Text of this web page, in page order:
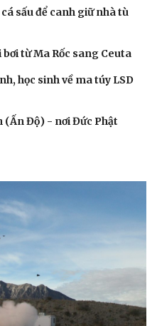
sấu để canh giữ nhà tù
từ Ma Rốc sang Ceuta
học sinh về ma túy LSD
(Ấn Độ) - nơi Đức Phật